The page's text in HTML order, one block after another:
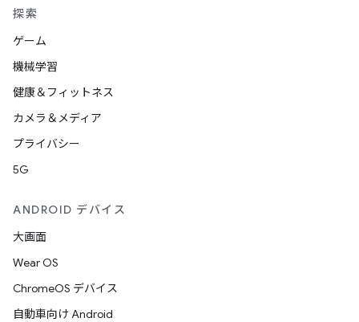
探索
ゲーム
機械学習
健康＆フィットネス
カメラ＆メディア
プライバシー
5G
ANDROID デバイス
大画面
Wear OS
ChromeOS デバイス
自動車向け Android